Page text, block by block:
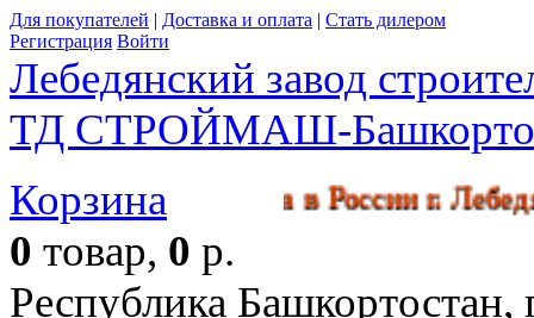
Для покупателей | Доставка и оплата | Стать дилером
Регистрация Войти
Лебедянский завод
ТД СТРОЙМАШ-
производства в России
Корзина
0 товар, 0 р.
Республика